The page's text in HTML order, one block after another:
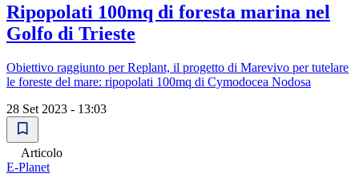
Ripopolati 100mq di foresta marina nel
Golfo di Trieste
Obiettivo raggiunto per Replant, il progetto di Marevivo per tutelare
le foreste del mare: ripopolati 100mq di Cymodocea Nodosa
28 Set 2023 - 13:03
Articolo
E-Planet